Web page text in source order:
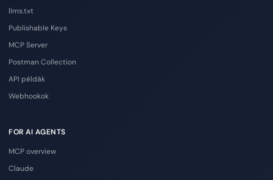
llms.txt
Publishable Keys
MCP Server
Postman Collection
API példák
Webhookok
FOR AI AGENTS
MCP overview
Claude